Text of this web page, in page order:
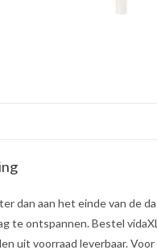
dan aan het einde van de
te ontspannen. Bestel
uit voorraad leverbaar.